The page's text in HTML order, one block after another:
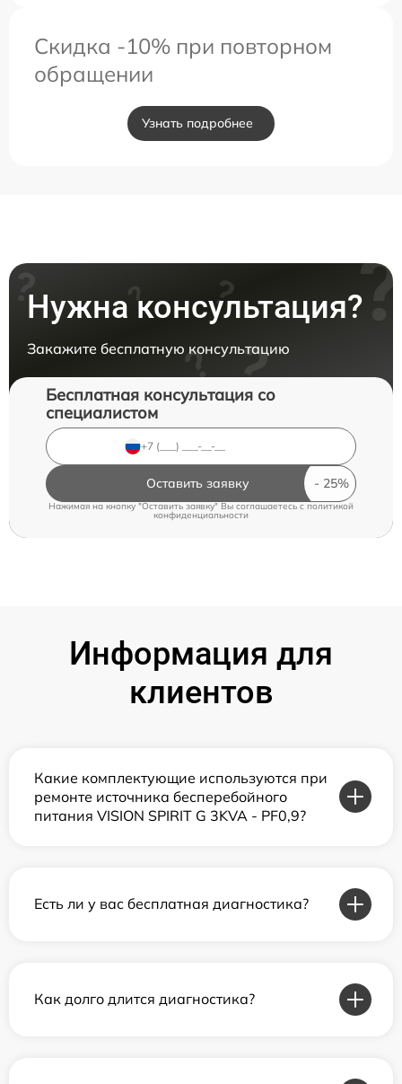
Скидка -10% при повторном
обращении
Узнать подробнее
Нужна консультация?
Закажите бесплатную консультацию
Бесплатная консультация со
специалистом
Оставить заявку
Нажимая на кнопку "Оставить заявку" Вы соглашаетесь cполитикой
конфиденциальности
Информация для
клиентов
Какие комплектующие используются при
ремонте источника бесперебойного
питания VISION SPIRIT G 3KVA - PF0,9?
Есть ли у вас бесплатная диагностика?
Как долго длится диагностика?